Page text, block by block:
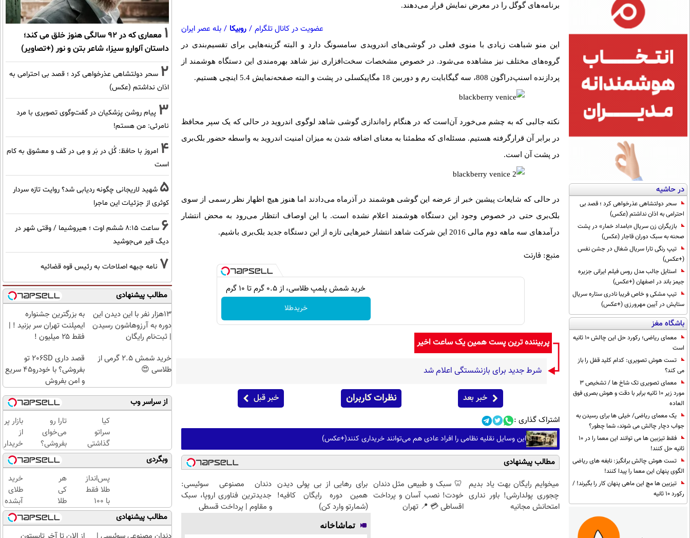
در حاشیه
سحر دولتشاهی عذرخواهی کرد ؛ قصد بی
احترامی به اذان نداشتم (عکس)
بازیگران زن سریال «بامداد خمار» در پشت
صحنه به سبک دوران قاجار (عکس)
تیپ رنگی تارا سریال شغال در جشن نفس
(+عکس)
استایل جالب مدل روس فیلم ایرانی جزیره
جیمز باند در اصفهان (+عکس)
تیپ مشکی و خاص فریبا نادری ستاره سریال
ستایش در آیین مهرورزی (+عکس)
باشگاه مغز
معمای ریاضی؛ رکورد حل این چالش 10 ثانیه
است
تست هوش تصویری: کدام کلید قفل را باز
می کند؟
معمای تصویری تک شاخ ها / تشخیص 3
مورد زیر 10 ثانیه برابر با دقت و هوش بصری فوق
العاده
یک معمای ریاضی/ خیلی ها برای رسیدن به
جواب دچار چالش می شوند، شما چطور؟
فقط تیزبین ها می توانند این معما را در 10
ثانیه حل کنند!
تست هوش چالش برانگیز: نابغه های ریاضی
الگوی پنهان این معما را پیدا کنند!
تیزبین ها مچ این ماهی پنهان کار را بگیرند! /
رکورد 10 ثانیه
برنامه‌های گوگل را در معرض نمایش قرار می‌دهند.
عضویت در کانال تلگرام / روبیکا / بله عصر ایران
این منو شباهت زیادی با منوی فعلی در گوشی‌های اندرویدی سامسونگ دارد و البته گزینه‌هایی برای تقسیم‌بندی در
گروه‌های مختلف نیز مشاهده می‌شود. در خصوص مشخصات سخت‌افزاری نیز شاهد بهره‌مندی این دستگاه هوشمند از
پردازنده اسنپ‌دراگون 808، سه گیگابایت رم و دوربین 18 مگاپیکسلی در پشت و البته صفحه‌نمایش 5.4 اینچی هستیم.
نکته جالبی که به چشم می‌خورد آن‌است که در هنگام راه‌اندازی گوشی شاهد لوگوی اندروید در حالی که یک سپر محافظ
در برابر آن قرارگرفته هستیم. مسئله‌ای که مطمئنا به معنای اضافه شدن به میزان امنیت اندروید به واسطه حضور بلک‌بری
در پشت آن است.
در حالی که شایعات پیشین خبر از عرضه این گوشی هوشمند در آذرماه می‌دادند اما هنوز هیچ اظهار نظر رسمی از سوی
بلک‌بری حتی در خصوص وجود این دستگاه هوشمند اعلام نشده است. با این اوصاف انتظار می‌رود به محض انتشار
درآمدهای سه ماهه دوم مالی 2016 این شرکت شاهد انتشار خبرهایی تازه از این دستگاه جدید بلک‌بری باشیم.
منبع: فارنت
خرید شمش پلمپ طلاسی، از ۰.۵ گرم تا ۱۰ گرم
خریدطلا
پربیننده ترین پست همین یک ساعت اخیر
شرط جدید برای بازنشستگی اعلام شد
خبر بعد نظرات کاربران خبر قبل
اشتراک گذاری :
این وسایل نقلیه نظامی را افراد عادی هم می‌توانند خریداری کنند(+عکس)
مطالب پیشنهادی
میخوایم رایگان بهت یاد بدیم
چجوری پولدارشی! باور نداری
امتحانش مجانیه
🦷 سبک و طبیعی مثل دندان
خودت! نصب آسان و پرداخت
اقساطی 💳 📍 تهران
برای رهایی از بی پولی دیدن
همین دوره رایگان کافیه!
(شمارتو وارد کن)
دندان مصنوعی سوئیسی:
جدیدترین فناوری اروپا، سبک
و مقاوم | پرداخت قسطی
تماشاخانه
1
معماری که در 92 سالگی هنوز خلق می کند؛
داستان آلوارو سیزا، شاعر بتن و نور (+تصاویر)
2 سحر دولتشاهی عذرخواهی کرد ؛ قصد بی احترامی به
اذان نداشتم (عکس)
3 پیام روشن پزشکیان در گفت‌و‌گوی تصویری با مرد
نامرئی: من هستم!
4 امروز با حافظ: گُل در بَر و مِی در کَف و معشوق به کام
است
5 شهید لاریجانی چگونه ردیابی شد؟ روایت تازه سردار
کوثری از جزئیات این ماجرا
6
ساعت ۸:۱۵ ششم اوت ؛ هیروشیما / وقتی شهر در
دیگ قیر می‌جوشید
7 نامه جبهه اصلاحات به رئیس قوه قضائیه
مطالب پیشنهادی
13هزار نفر با این دیدن این
دوره به آرزوهاشون رسیدن
| ثبت‌‌نام رایگان
به بزرگترین جشنواره
ایمپلنت تهران سر بزنید ! |
فقط ۲۵ میلیون !
خرید شمش 2.5 گرمی از
طلاسی 😍
قصد داری 206SD تو
بفروشی؟ با خودرو45 سریع
و امن بفروش
از سراسر وب
کیا
سراتو
گذاشتی
برای
فروش؟
با
خودرو45
سریع
بفروش
✅
تارا رو
می‌خوای
بفروشی؟
با
خودرو۴۵
یک‌روزه
بفروشش
بازار پر
از
خریدار
207
شده
!!!
ماشینتو
اینجا به
راحتی
بفروش
وبگردی
پس‌انداز
طلا فقط
با ۱۰۰
هزارتومان
(امن و
راحت)
هر
کی
طلا
داره،
غم
نداره!
خرید
طلای
آبشده
حتی با
۱۰۰هزارتومان
مطالب پیشنهادی